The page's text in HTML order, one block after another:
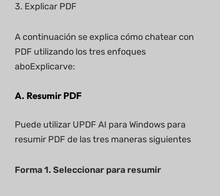
Explicar PDF
A continuación se explica cómo chatear con
PDF utilizando los tres enfoques
aboExplicarve:
A. Resumir PDF
Puede utilizar UPDF AI para Windows para
resumir PDF de las tres maneras siguientes
Forma 1. Seleccionar para resumir